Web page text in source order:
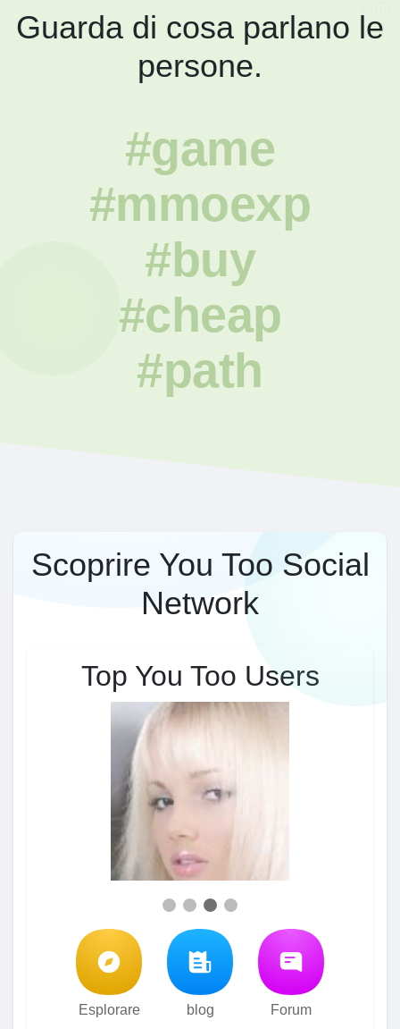
Guarda di cosa parlano le
persone.
#game
#mmoexp
#buy
#cheap
#path
Scoprire You Too Social
Network
Top You Too Users
Esplorare blog Forum